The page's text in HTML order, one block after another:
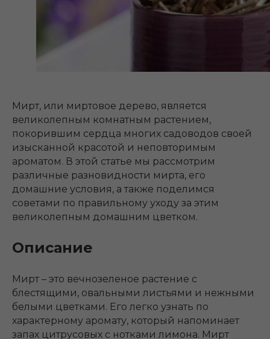
Мирт, или миртовое дерево, является
великолепным комнатным растением,
покорившим сердца многих садоводов своей
изысканной красотой и неповторимым
ароматом. В этой статье мы рассмотрим
различные разновидности мирта, его
домашние условия, а также поделимся
советами по правильному уходу за этим
великолепным домашним цветком.
Описание
Мирт – это вечнозеленое растение с
блестящими, овальными листьями и нежными
белыми цветками. Его легко узнать по
характерному аромату, который напоминает
запах цитрусовых с нотками лимона. Мирт